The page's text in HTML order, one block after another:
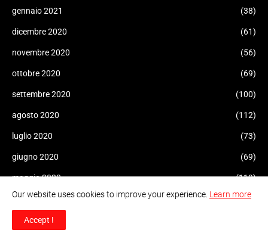
gennaio 2021 (38)
dicembre 2020 (61)
novembre 2020 (56)
ottobre 2020 (69)
settembre 2020 (100)
agosto 2020 (112)
luglio 2020 (73)
giugno 2020 (69)
maggio 2020 (119)
aprile 2020 (102)
marzo 2020
Our website uses cookies to improve your experience. Learn more
Accept !